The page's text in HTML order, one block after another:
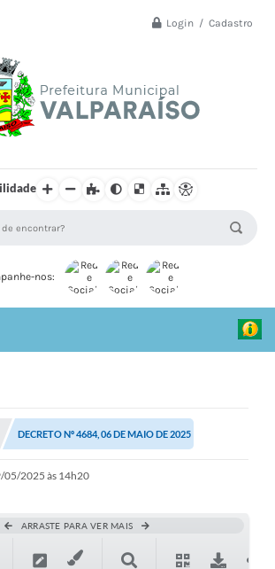
Login / Cadastro
nos:
DECRETO Nº 4684, 06 DE MAIO DE 2025
05/2025 às 14h20
ARRASTE PARA VER MAIS